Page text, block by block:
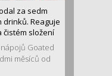
za sedm
drinků. Reaguje
čistém složení
Goated
měsíců od